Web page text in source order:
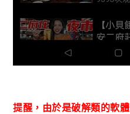
提醒，由於是破解類的軟體